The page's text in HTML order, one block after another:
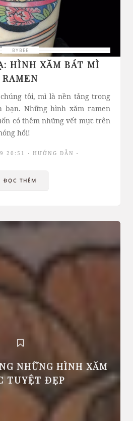
BYBEE
HÌNH XĂM BÁT MÌ
RAMEN
tôi, mì là nền tảng trong
bạn. Những hình xăm ramen
có thêm những vết mực trên
hổi!
20:51 HƯỚNG DẪN
ĐỌC THÊM
NHỮNG HÌNH XĂM
TUYỆT ĐẸP